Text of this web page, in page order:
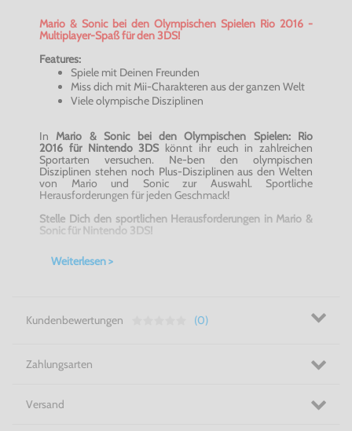
Mario & Sonic bei den Olympischen Spielen Rio 2016 -
Multiplayer-Spaß für den 3DS!
Features:
Spiele mit Deinen Freunden
Miss dich mit Mii-Charakteren aus der ganzen Welt
Viele olympische Disziplinen
InMario & Sonic bei den Olympischen Spielen: Rio
2016 für Nintendo 3DSkönnt ihr euch in zahlreichen
Sportarten versuchen. Ne-ben den olympischen
Disziplinen stehen noch Plus-Disziplinen aus den Welten
von Mario und Sonic zur Auswahl. Sportliche
Herausforderungen für jeden Geschmack!
Stelle Dich den sportlichen Herausforderungen in Mario &
Sonic für Nintendo 3DS!
Weiterlesen >
Kundenbewertungen (0)
Zahlungsarten
Versand